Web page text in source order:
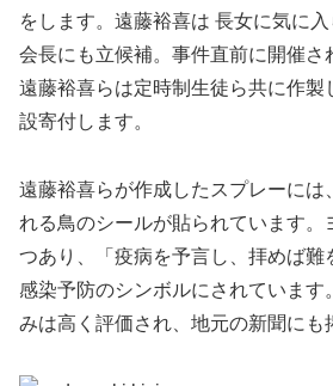
をします。遠藤裕喜は 長女に気に
会長にも立候補。事件直前に開催さ
遠藤裕喜らは定時制生徒ら共に作製
設寄付します。
遠藤裕喜らが作成したスプレーには
れる鳥のシールが貼られています。
つあり、「疫病を予言し、拝めば難
感染予防のシンボルにされています
みは高く評価され、地元の新聞にも